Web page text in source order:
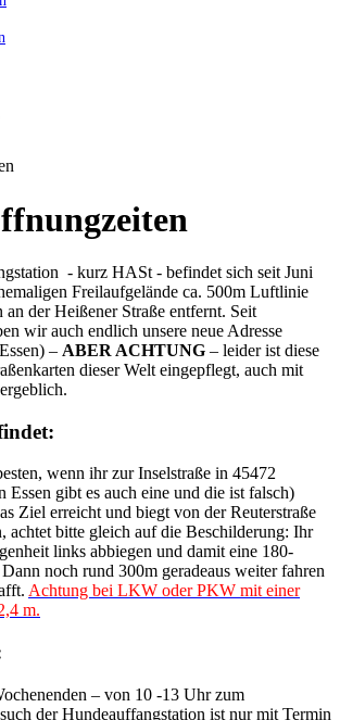
- kurz HASt - befindet sich seit Juni
Freilaufgelände ca. 500m Luftlinie
an der Heißener Straße entfernt. Seit
wir auch endlich unsere neue Adresse
– ABER ACHTUNG – leider ist diese
dieser Welt eingepflegt, auch mit
wenn ihr zur Inselstraße in 45472
gibt es auch eine und die ist falsch)
Ziel erreicht und biegt von der Reuterstraße
achtet bitte gleich auf die Beschilderung: Ihr
links abbiegen und damit eine 180-
noch rund 300m geradeaus weiter fahren
Achtung bei LKW oder PKW mit einer
m.
– von 10 -13 Uhr zum
der Hundeauffangstation ist nur mit Termin